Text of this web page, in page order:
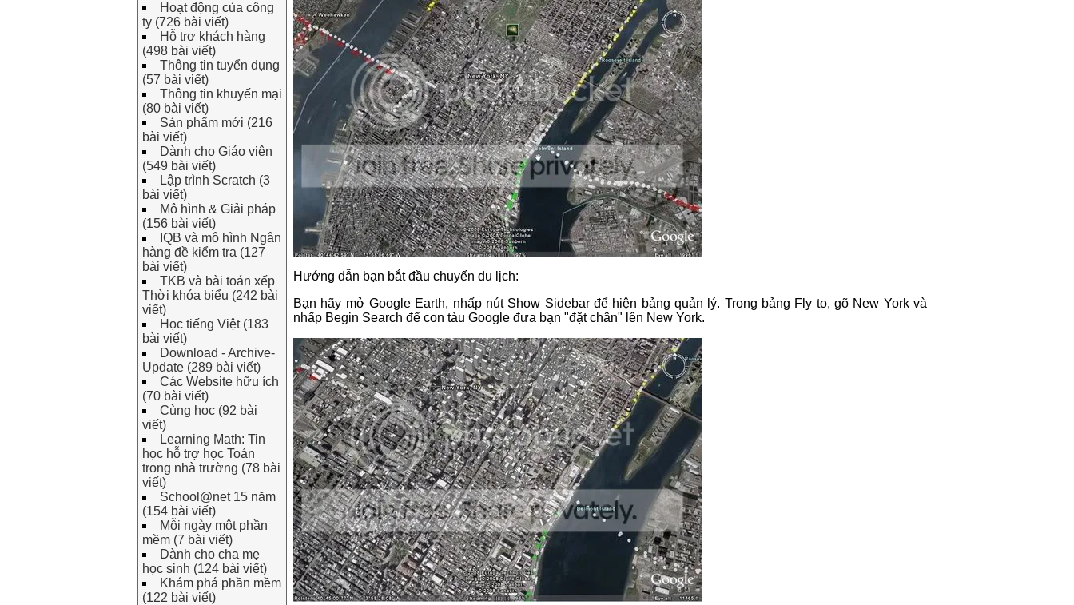
Hoạt động của công
ty (726 bài viết)
Hỗ trợ khách hàng
(498 bài viết)
Thông tin tuyển dụng
(57 bài viết)
Thông tin khuyến mại
(80 bài viết)
Sản phẩm mới (216
bài viết)
Dành cho Giáo viên
(549 bài viết)
Lập trình Scratch (3
bài viết)
Mô hình & Giải pháp
(156 bài viết)
IQB và mô hình Ngân
hàng đề kiểm tra (127
bài viết)
TKB và bài toán xếp
Thời khóa biểu (242 bài
viết)
Học tiếng Việt (183
bài viết)
Download - Archive-
Update (289 bài viết)
Các Website hữu ích
(70 bài viết)
Cùng học (92 bài
viết)
Learning Math: Tin
học hỗ trợ học Toán
trong nhà trường (78 bài
viết)
School@net 15 năm
(154 bài viết)
Mỗi ngày một phần
mềm (7 bài viết)
Dành cho cha mẹ
học sinh (124 bài viết)
Khám phá phần mềm
(122 bài viết)
Hướng dẫn bạn bắt đầu chuyến du lịch:
Bạn hãy mở Google Earth, nhấp nút Show Sidebar để hiện bảng quản lý. Trong bảng Fly to, gõ New York và
nhấp Begin Search để con tàu Google đưa bạn "đặt chân" lên New York.